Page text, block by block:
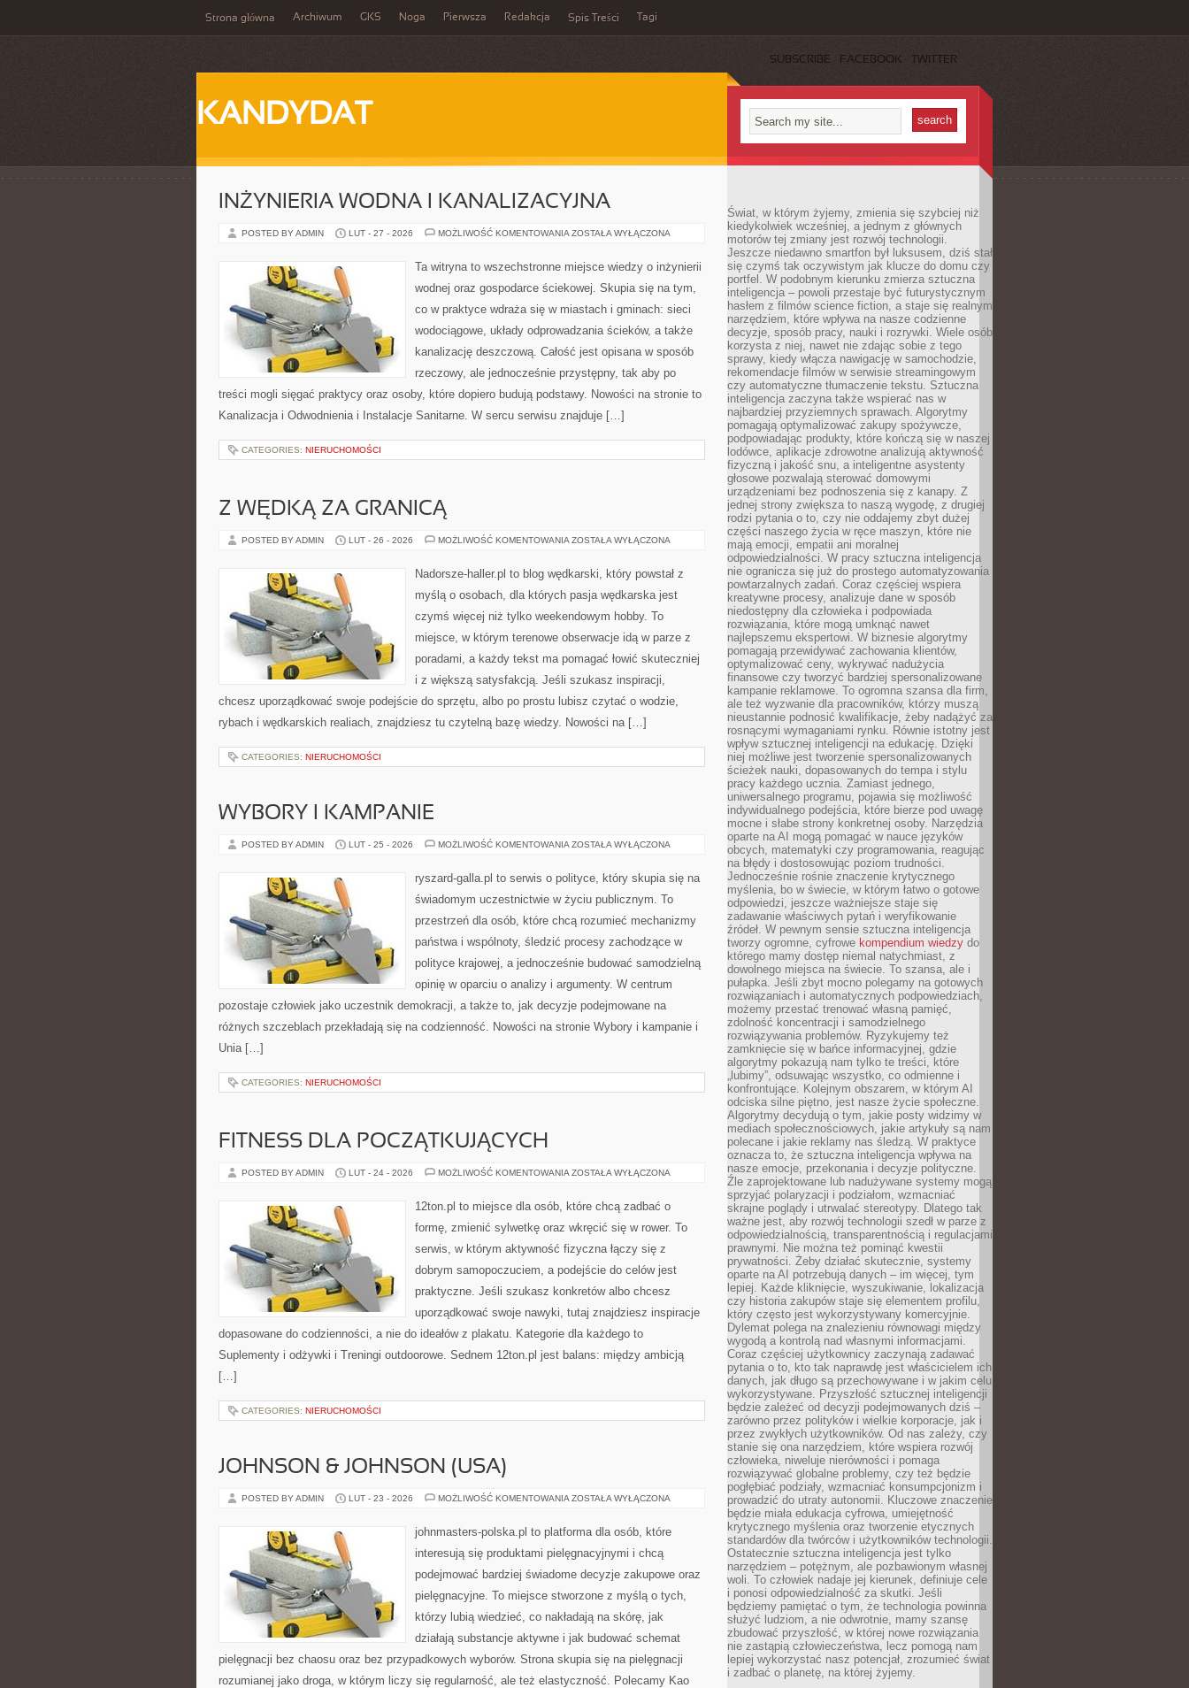
Strona główna Archiwum GKS Noga Pierwsza Redakcja Spis Treści Tagi
SUBSCRIBE FACEBOOK TWITTER
KANDYDAT
INŻYNIERIA WODNA I KANALIZACYJNA
POSTED BY ADMIN LUT - 27 - 2026 MOŻLIWOŚĆ KOMENTOWANIA INŻYNIERIA
KANALIZACYJNA
ZOSTAŁA WYŁĄCZONA
Ta witryna to wszechstronne miejsce wiedzy o inżynierii
wodnej oraz gospodarce ściekowej. Skupia się na tym,
co w praktyce wdraża się w miastach i gminach: sieci
wodociągowe, układy odprowadzania ścieków, a także
kanalizację deszczową. Całość jest opisana w sposób
rzeczowy, ale jednocześnie przystępny, tak aby po
treści mogli sięgać praktycy oraz osoby, które dopiero budują podstawy. Nowości na stronie to
Kanalizacja i Odwodnienia i Instalacje Sanitarne. W sercu serwisu znajduje […]
CATEGORIES: NIERUCHOMOŚCI
Z WĘDKĄ ZA GRANICĄ
POSTED BY ADMIN LUT - 26 - 2026 MOŻLIWOŚĆ KOMENTOWANIA Z
GRANICĄ
ZOSTAŁA WYŁĄCZONA
Nadorsze-haller.pl to blog wędkarski, który powstał z
myślą o osobach, dla których pasja wędkarska jest
czymś więcej niż tylko weekendowym hobby. To
miejsce, w którym terenowe obserwacje idą w parze z
poradami, a każdy tekst ma pomagać łowić skuteczniej
i z większą satysfakcją. Jeśli szukasz inspiracji,
chcesz uporządkować swoje podejście do sprzętu, albo po prostu lubisz czytać o wodzie,
rybach i wędkarskich realiach, znajdziesz tu czytelną bazę wiedzy. Nowości na […]
CATEGORIES: NIERUCHOMOŚCI
WYBORY I KAMPANIE
POSTED BY ADMIN LUT - 25 - 2026 MOŻLIWOŚĆ KOMENTOWANIA WYBORY
ZOSTAŁA WYŁĄCZONA
ryszard-galla.pl to serwis o polityce, który skupia się na
świadomym uczestnictwie w życiu publicznym. To
przestrzeń dla osób, które chcą rozumieć mechanizmy
państwa i wspólnoty, śledzić procesy zachodzące w
polityce krajowej, a jednocześnie budować samodzielną
opinię w oparciu o analizy i argumenty. W centrum
pozostaje człowiek jako uczestnik demokracji, a także to, jak decyzje podejmowane na
różnych szczeblach przekładają się na codzienność. Nowości na stronie Wybory i kampanie i
Unia […]
CATEGORIES: NIERUCHOMOŚCI
FITNESS DLA POCZĄTKUJĄCYCH
POSTED BY ADMIN LUT - 24 - 2026 MOŻLIWOŚĆ KOMENTOWANIA FITNESS
ZOSTAŁA WYŁĄCZONA
12ton.pl to miejsce dla osób, które chcą zadbać o
formę, zmienić sylwetkę oraz wkręcić się w rower. To
serwis, w którym aktywność fizyczna łączy się z
dobrym samopoczuciem, a podejście do celów jest
praktyczne. Jeśli szukasz konkretów albo chcesz
uporządkować swoje nawyki, tutaj znajdziesz inspiracje
dopasowane do codzienności, a nie do ideałów z plakatu. Kategorie dla każdego to
Suplementy i odżywki i Treningi outdoorowe. Sednem 12ton.pl jest balans: między ambicją
[…]
CATEGORIES: NIERUCHOMOŚCI
JOHNSON & JOHNSON (USA)
POSTED BY ADMIN LUT - 23 - 2026 MOŻLIWOŚĆ KOMENTOWANIA JOHNSON
ZOSTAŁA WYŁĄCZONA
johnmasters-polska.pl to platforma dla osób, które
interesują się produktami pielęgnacyjnymi i chcą
podejmować bardziej świadome decyzje zakupowe oraz
pielęgnacyjne. To miejsce stworzone z myślą o tych,
którzy lubią wiedzieć, co nakładają na skórę, jak
działają substancje aktywne i jak budować schemat
pielęgnacji bez chaosu oraz bez przypadkowych wyborów. Strona skupia się na pielęgnacji
rozumianej jako droga, w którym liczy się regularność, ale też elastyczność. Polecamy Kao
Świat, w którym żyjemy, zmienia się szybciej niż
kiedykolwiek wcześniej, a jednym z głównych
motorów tej zmiany jest rozwój technologii.
Jeszcze niedawno smartfon był luksusem, dziś stał
się czymś tak oczywistym jak klucze do domu czy
portfel. W podobnym kierunku zmierza sztuczna
inteligencja – powoli przestaje być futurystycznym
hasłem z filmów science fiction, a staje się realnym
narzędziem, które wpływa na nasze codzienne
decyzje, sposób pracy, nauki i rozrywki. Wiele osób
korzysta z niej, nawet nie zdając sobie z tego
sprawy, kiedy włącza nawigację w samochodzie,
rekomendacje filmów w serwisie streamingowym
czy automatyczne tłumaczenie tekstu. Sztuczna
inteligencja zaczyna także wspierać nas w
najbardziej przyziemnych sprawach. Algorytmy
pomagają optymalizować zakupy spożywcze,
podpowiadając produkty, które kończą się w naszej
lodówce, aplikacje zdrowotne analizują aktywność
fizyczną i jakość snu, a inteligentne asystenty
głosowe pozwalają sterować domowymi
urządzeniami bez podnoszenia się z kanapy. Z
jednej strony zwiększa to naszą wygodę, z drugiej
rodzi pytania o to, czy nie oddajemy zbyt dużej
części naszego życia w ręce maszyn, które nie
mają emocji, empatii ani moralnej
odpowiedzialności. W pracy sztuczna inteligencja
nie ogranicza się już do prostego automatyzowania
powtarzalnych zadań. Coraz częściej wspiera
kreatywne procesy, analizuje dane w sposób
niedostępny dla człowieka i podpowiada
rozwiązania, które mogą umknąć nawet
najlepszemu ekspertowi. W biznesie algorytmy
pomagają przewidywać zachowania klientów,
optymalizować ceny, wykrywać nadużycia
finansowe czy tworzyć bardziej spersonalizowane
kampanie reklamowe. To ogromna szansa dla firm,
ale też wyzwanie dla pracowników, którzy muszą
nieustannie podnosić kwalifikacje, żeby nadążyć za
rosnącymi wymaganiami rynku. Równie istotny jest
wpływ sztucznej inteligencji na edukację. Dzięki
niej możliwe jest tworzenie spersonalizowanych
ścieżek nauki, dopasowanych do tempa i stylu
pracy każdego ucznia. Zamiast jednego,
uniwersalnego programu, pojawia się możliwość
indywidualnego podejścia, które bierze pod uwagę
mocne i słabe strony konkretnej osoby. Narzędzia
oparte na AI mogą pomagać w nauce języków
obcych, matematyki czy programowania, reagując
na błędy i dostosowując poziom trudności.
Jednocześnie rośnie znaczenie krytycznego
myślenia, bo w świecie, w którym łatwo o gotowe
odpowiedzi, jeszcze ważniejsze staje się
zadawanie właściwych pytań i weryfikowanie
źródeł. W pewnym sensie sztuczna inteligencja
tworzy ogromne, cyfrowe kompendium wiedzy do
którego mamy dostęp niemal natychmiast, z
dowolnego miejsca na świecie. To szansa, ale i
pułapka. Jeśli zbyt mocno polegamy na gotowych
rozwiązaniach i automatycznych podpowiedziach,
możemy przestać trenować własną pamięć,
zdolność koncentracji i samodzielnego
rozwiązywania problemów. Ryzykujemy też
zamknięcie się w bańce informacyjnej, gdzie
algorytmy pokazują nam tylko te treści, które
„lubimy”, odsuwając wszystko, co odmienne i
konfrontujące. Kolejnym obszarem, w którym AI
odciska silne piętno, jest nasze życie społeczne.
Algorytmy decydują o tym, jakie posty widzimy w
mediach społecznościowych, jakie artykuły są nam
polecane i jakie reklamy nas śledzą. W praktyce
oznacza to, że sztuczna inteligencja wpływa na
nasze emocje, przekonania i decyzje polityczne.
Źle zaprojektowane lub nadużywane systemy mogą
sprzyjać polaryzacji i podziałom, wzmacniać
skrajne poglądy i utrwalać stereotypy. Dlatego tak
ważne jest, aby rozwój technologii szedł w parze z
odpowiedzialnością, transparentnością i regulacjami
prawnymi. Nie można też pominąć kwestii
prywatności. Żeby działać skutecznie, systemy
oparte na AI potrzebują danych – im więcej, tym
lepiej. Każde kliknięcie, wyszukiwanie, lokalizacja
czy historia zakupów staje się elementem profilu,
który często jest wykorzystywany komercyjnie.
Dylemat polega na znalezieniu równowagi między
wygodą a kontrolą nad własnymi informacjami.
Coraz częściej użytkownicy zaczynają zadawać
pytania o to, kto tak naprawdę jest właścicielem ich
danych, jak długo są przechowywane i w jakim celu
wykorzystywane. Przyszłość sztucznej inteligencji
będzie zależeć od decyzji podejmowanych dziś –
zarówno przez polityków i wielkie korporacje, jak i
przez zwykłych użytkowników. Od nas zależy, czy
stanie się ona narzędziem, które wspiera rozwój
człowieka, niweluje nierówności i pomaga
rozwiązywać globalne problemy, czy też będzie
pogłębiać podziały, wzmacniać konsumpcjonizm i
prowadzić do utraty autonomii. Kluczowe znaczenie
będzie miała edukacja cyfrowa, umiejętność
krytycznego myślenia oraz tworzenie etycznych
standardów dla twórców i użytkowników technologii.
Ostatecznie sztuczna inteligencja jest tylko
narzędziem – potężnym, ale pozbawionym własnej
woli. To człowiek nadaje jej kierunek, definiuje cele
i ponosi odpowiedzialność za skutki. Jeśli
będziemy pamiętać o tym, że technologia powinna
służyć ludziom, a nie odwrotnie, mamy szansę
zbudować przyszłość, w której nowe rozwiązania
nie zastąpią człowieczeństwa, lecz pomogą nam
lepiej wykorzystać nasz potencjał, zrozumieć świat
i zadbać o planetę, na której żyjemy.